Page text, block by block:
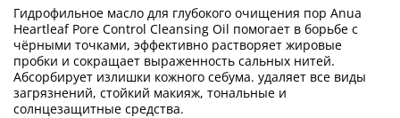
Гидрофильное масло для глубокого очищения пор Anua
Heartleaf Pore Control Cleansing Oil помогает в борьбе с
чёрными точками, эффективно растворяет жировые
пробки и сокращает выраженность сальных нитей.
Абсорбирует излишки кожного себума. удаляет все виды
загрязнений, стойкий макияж, тональные и
солнцезащитные средства.